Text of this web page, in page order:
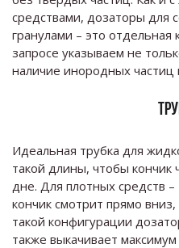
средствами, дозаторы для
гранулами – это отдельная
запросе указываем не
наличие инородных частиц
Идеальная трубка для
такой длины, чтобы кончик
дне. Для плотных средств
кончик смотрит прямо
такой конфигурации
также выкачивает